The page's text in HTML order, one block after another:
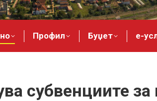
Профил Буџет е-
субвенциите